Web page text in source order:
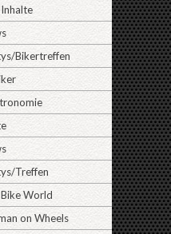
Bikertreffen
Treffen
World
on Wheels